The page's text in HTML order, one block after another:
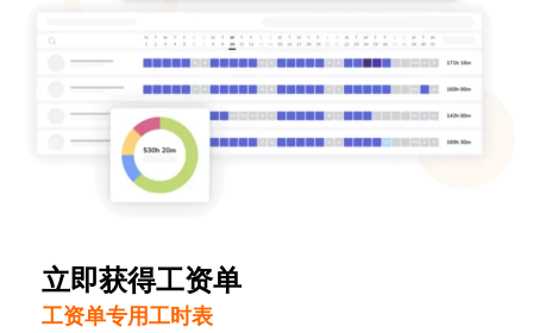
立即获得工资单
工资单专用工时表